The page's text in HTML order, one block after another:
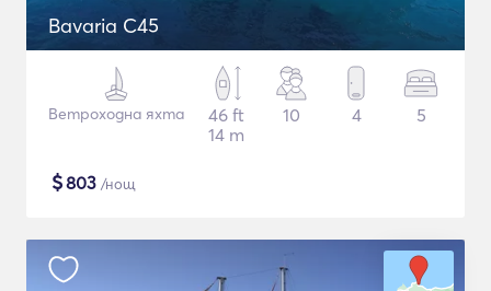
Bavaria C45
Ветроходна яхта
46 ft
14 m
10 4 5
$803 /нощ